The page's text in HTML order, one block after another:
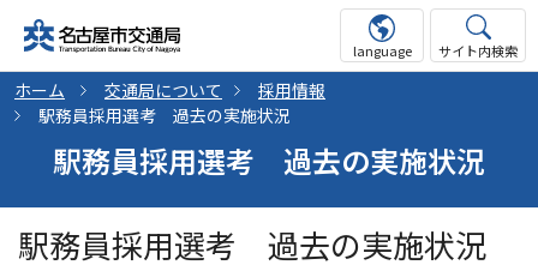
language サイト内検索
ホーム 交通局について
採用情報
駅務員採用選考 過去の実施状況
駅務員採用選考 過去の実施状況
駅務員採用選考 過去の実施状況